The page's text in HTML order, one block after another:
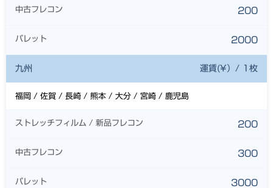
中古フレコン 200
パレット 2000
九州 運賃(¥）/ 1枚
福岡 / 佐賀 / 長崎 / 熊本 / 大分 / 宮崎 / 鹿児島
ストレッチフィルム / 新品フレコン 200
中古フレコン 300
パレット 3000